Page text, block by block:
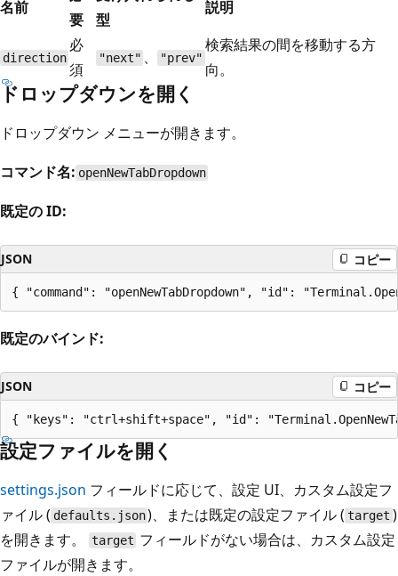
名前
要
型
説明
direction
必
須
"next" 、 "prev"
検索結果の間を移動する方
向。
ドロップダウンを開く
ドロップダウン メニューが開きます。
コマンド名: openNewTabDropdown
既定の ID:
JSON コピー
既定のバインド:
JSON コピー
設定ファイルを開く
settings.json フィールドに応じて、設定 UI、カスタム設定フ
ァイル ( defaults.json)、または既定の設定ファイル ( target )
を開きます。
target フィールドがない場合は、カスタム設定
ファイルが開きます。